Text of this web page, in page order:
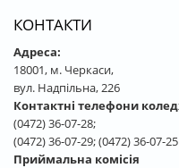
КОНТАКТИ
Адреса:
18001, м. Черкаси,
вул. Надпільна, 226
Контактні телефони
(0472) 36-07-28;
(0472) 36-07-29; (0472) 36-07-25
Приймальна комісія